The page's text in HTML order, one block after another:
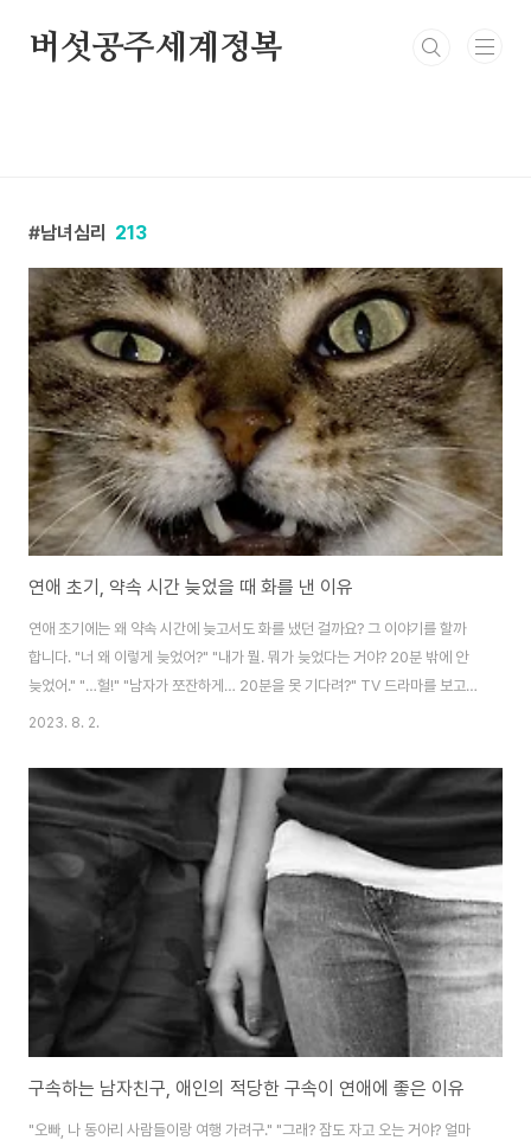
버섯공주세계정복
남녀심리 213
연애 초기, 약속 시간 늦었을 때 화를 낸 이유
연애 초기에는 왜 약속 시간에 늦고서도 화를 냈던 걸까요? 그 이야기를 할까
합니다. "너 왜 이렇게 늦었어?" "내가 뭘. 뭐가 늦었다는 거야? 20분 밖에 안
늦었어." "…헐!" "남자가 쪼잔하게… 20분을 못 기다려?" TV 드라마를 보고
있다 과거의 제 모습이 생각나 입안에 오물거리던 음식물을 뿜었습니다. (컥!)
보면 그 때의 난 정말 뻔뻔했었구나... 라는 생각 밖에 들지 않습니다. 방귀 뀐
놈이 성낸다더니! 연애 초기, 약속 시간 늦었을 때 화를 낸 이유 "왜 이렇게 늦었
어?" "에이, 뭘. 10분 밖에 안 늦었네." "아니지. 무슨?! 무슨 10분이야. 20분은
지났어." "..." "아까 네가 곧 도착한다면..
2023. 8. 2.
구속하는 남자친구, 애인의 적당한 구속이 연애에 좋은 이유
"오빠, 나 동아리 사람들이랑 여행 가려구." "그래? 잠도 자고 오는 거야? 얼마